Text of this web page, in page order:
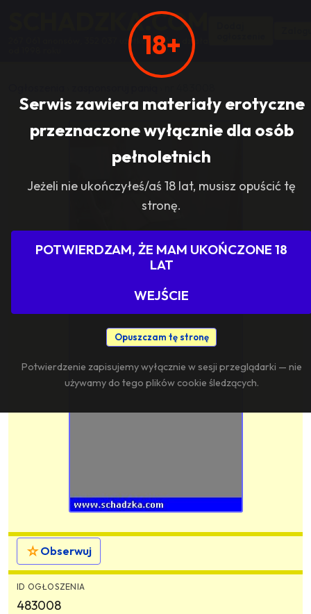
18+
Serwis zawiera materiały erotyczne
przeznaczone wyłącznie dla osób
pełnoletnich
Jeżeli nie ukończyłeś/aś 18 lat, musisz opuścić tę
stronę.
POTWIERDZAM, ŻE MAM UKOŃCZONE 18
LAT
WEJŚCIE
Opuszczam tę stronę
Potwierdzenie zapisujemy wyłącznie w sesji przeglądarki — nie
używamy do tego plików cookie śledzących.
SCHADZKA.COM
267 061 anonsów, 352 037 użytkowników, działa
☆Obserwuj
ID OGŁOSZENIA
483008